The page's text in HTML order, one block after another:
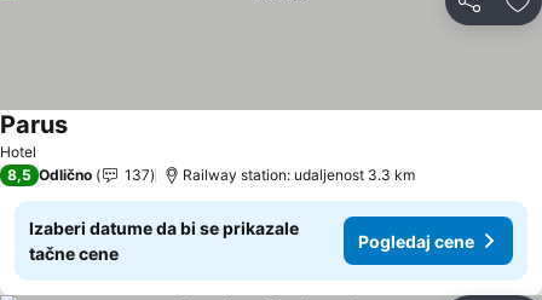
Deli
Hotel
Parus
8,5 Odlično 137 Railway station: udaljenost 3.3 km
Izaberi datume da bi se prikazale
tačne cene
Pogledaj cene